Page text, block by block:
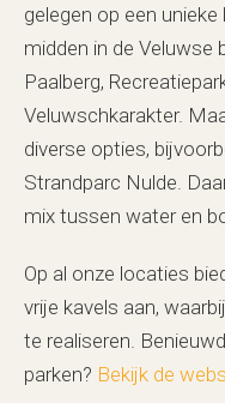
gelegen op een
midden in de Veluwse
Paalberg,
Veluwschkarakter.
diverse opties,
Strandparc Nulde.
mix tussen water en
Op al onze locaties
vrije kavels aan,
te realiseren.
parken? Bekijk de